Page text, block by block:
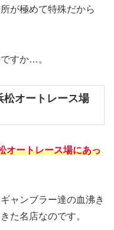
が極めて特殊だから
すか…。
松オートレース場
オートレース場にあっ
ャンブラー達の血沸き
た名店なのです。